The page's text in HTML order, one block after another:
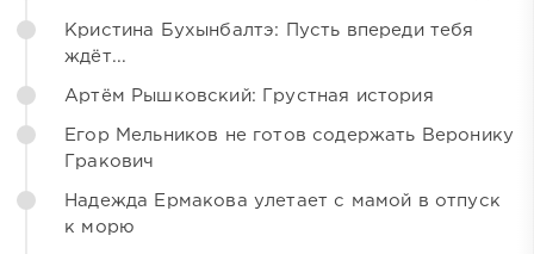
Кристина Бухынбалтэ: Пусть впереди тебя
ждёт...
Артём Рышковский: Грустная история
Егор Мельников не готов содержать Веронику
Гракович
Надежда Ермакова улетает с мамой в отпуск
к морю